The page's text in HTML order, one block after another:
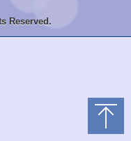
Reserved.